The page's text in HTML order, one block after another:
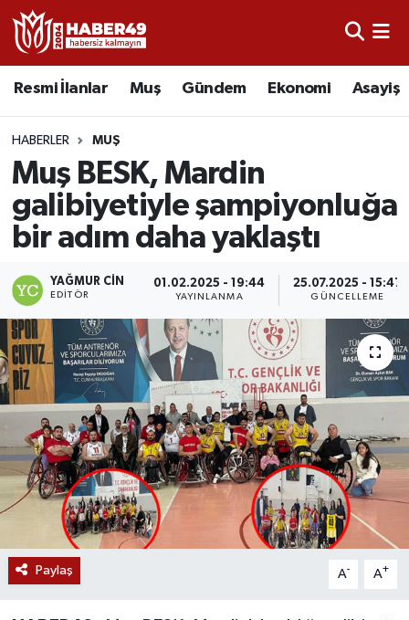
Resmi İlanlar Muş Gündem Ekonomi Asayiş
HABERLER MUŞ
Muş BESK, Mardin
galibiyetiyle şampiyonluğa
bir adım daha yaklaştı
YAĞMUR CIN
EDITÖR
01.02.2025 - 19:44
YAYINLANMA
25.07.2025 - 15:47
GÜNCELLEME
Paylaş A- A+
Resmi İlanlar
Asayiş
Bölge
Eğitim
Sağlık
Gündem
Spor
Siyaset
Teknoloji
Kültür Sanat
Muş
Uşak Nöbetçi Eczaneler
Uşak Hava Durumu
Uşak Namaz Vakitleri
Uşak Trafik Yoğunluk Haritası
TFF 2.Lig Kırmızı Grup Puan Durumu ve Fikstür
Tüm Manşetler
Son Dakika Haberleri
Haber Arşivi